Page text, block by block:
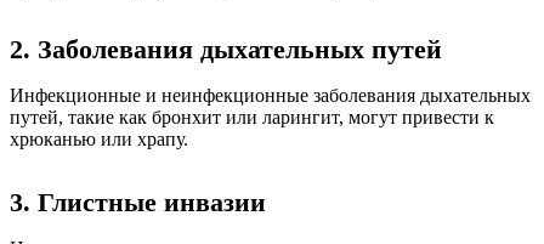
2. Заболевания дыхательных путей
Инфекционные и неинфекционные заболевания дыхательных
путей, такие как бронхит или ларингит, могут привести к
хрюканью или храпу.
3. Глистные инвазии